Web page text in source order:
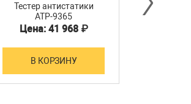
Тестер антистатики
АТР-9365
Цена: 41 968 ₽
В КОРЗИНУ